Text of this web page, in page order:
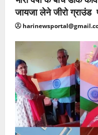
जायजा लेने जीरो ग्राउंड